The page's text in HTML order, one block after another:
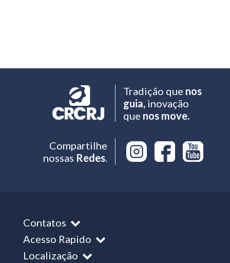
Tradição que nos
guia,inovação
que nos move.
Compartilhe
nossas Redes.
Contatos
Acesso Rapido
Localização